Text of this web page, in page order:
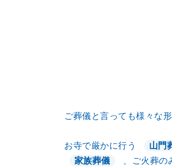
ご葬儀と言っても様々な
お寺で厳かに行う 山門
家族葬儀
、ご火葬の